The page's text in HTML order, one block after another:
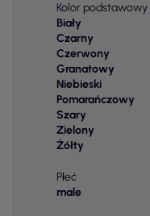
Kolor podstawowy
Biały
Czarny
Czerwony
Granatowy
Niebieski
Pomarańczowy
Szary
Zielony
Żółty
Płeć
male